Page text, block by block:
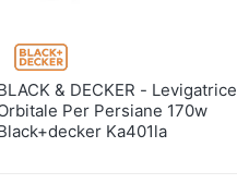
& DECKER - Levigatrice
Per Persiane 170w
Ka401la